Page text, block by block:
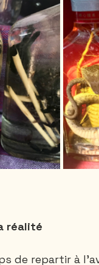
réalité
de repartir à